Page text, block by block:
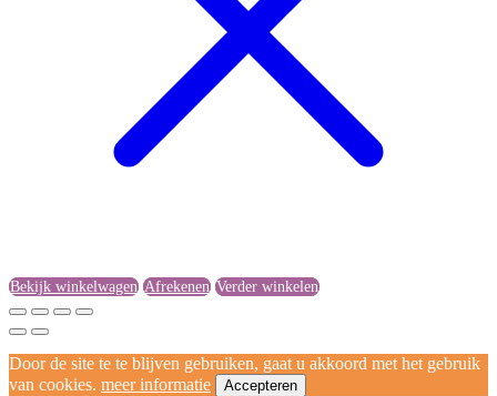
Bekijk winkelwagen Afrekenen Verder winkelen
Door de site te te blijven gebruiken, gaat u akkoord met het gebruik
van cookies. meer informatie Accepteren